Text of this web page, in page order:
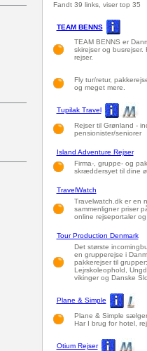
Fandt 39 links, viser top 35
TEAM BENNS
TEAM BENNS er
skirejser og
rejser.
Fly tur/retur,
og meget mere.
Tupilak Travel
Rejser til Grønland -
pensionister/seniorer
Island Adventure Rejser
Firma-, gruppe- og
skræddersyet til dine
TravelWatch
Travelwatch.dk er en
sammenligner priser
online rejseportaler
Tour Production Denmark
Det største
en grupperejse i
pakkerejser til
Lejrskoleophold,
vikinger og Danske
Plane & Simple
Plane & Simple
Har I brug for hotel,
Otium Rejser